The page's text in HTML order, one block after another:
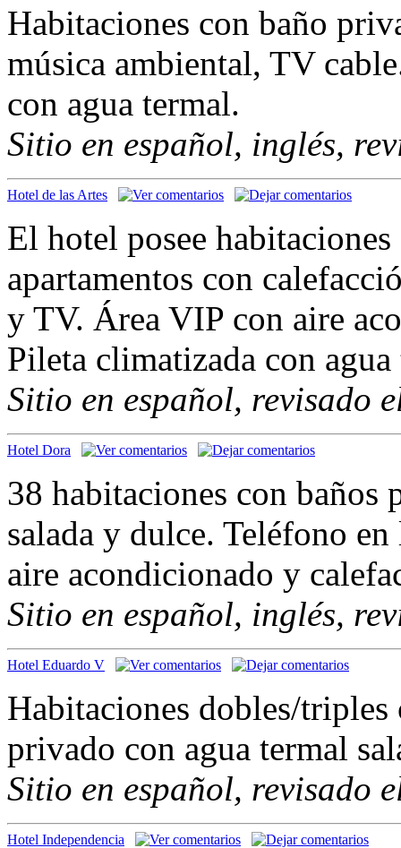
Habitaciones con baño
música ambiental, TV
con agua termal.
Sitio en español, inglés,
Hotel de las Artes
El hotel posee
apartamentos con
y TV. Área VIP con aire
Pileta climatizada con
Sitio en español, revisado
Hotel Dora
38 habitaciones con baños
salada y dulce. Teléfono
aire acondicionado y
Sitio en español, inglés,
Hotel Eduardo V
Habitaciones dobles/
privado con agua termal
Sitio en español, revisado
Hotel Independencia